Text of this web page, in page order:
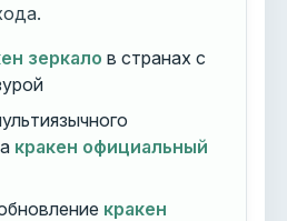
зеркало в странах с
кракен официальный
кракен